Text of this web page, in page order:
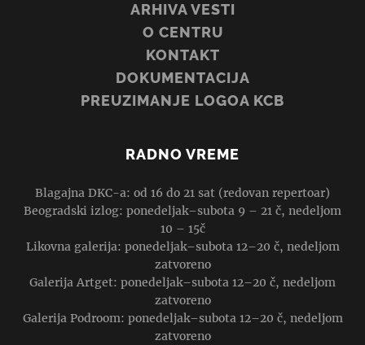
ARHIVA VESTI
O CENTRU
KONTAKT
DOKUMENTACIJA
PREUZIMANJE LOGOA KCB
RADNO VREME
Blagajna DKC-a: od 16 do 21 sat (redovan repertoar)
Beogradski izlog: ponedeljak–subota 9 – 21 č, nedeljom
10 – 15č
Likovna galerija: ponedeljak–subota 12–20 č, nedeljom
zatvoreno
Galerija Artget: ponedeljak–subota 12–20 č, nedeljom
zatvoreno
Galerija Podroom: ponedeljak–subota 12–20 č, nedeljom
zatvoreno